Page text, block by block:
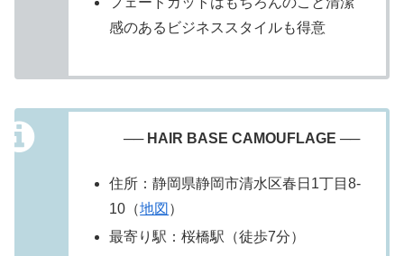
感のあるビジネススタイルも得意
── HAIR BASE CAMOUFLAGE ──
住所：静岡県静岡市清水区春日1丁目8-
10（地図 ）
最寄り駅：桜橋駅（徒歩7分）